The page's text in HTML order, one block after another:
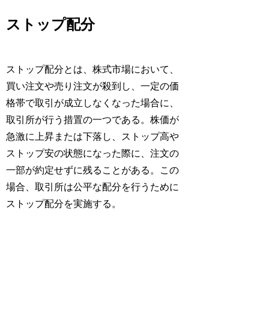
ストップ配分
ストップ配分とは、株式市場において、
買い注文や売り注文が殺到し、一定の価
格帯で取引が成立しなくなった場合に、
取引所が行う措置の一つである。株価が
急激に上昇または下落し、ストップ高や
ストップ安の状態になった際に、注文の
一部が約定せずに残ることがある。この
場合、取引所は公平な配分を行うために
ストップ配分を実施する。